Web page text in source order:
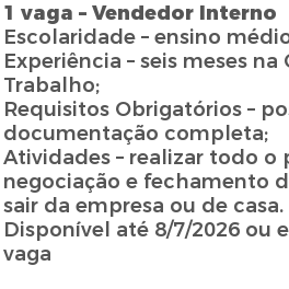
1 vaga – Vendedor Interno
Escolaridade – ensino
Experiência – seis meses na
Trabalho;
Requisitos Obrigatórios –
documentação completa;
Atividades – realizar todo o
negociação e fechamento
sair da empresa ou de casa.
Disponível até 8/7/2026 ou
vaga